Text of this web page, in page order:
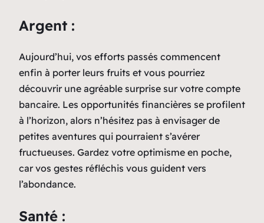
Argent :
Aujourd’hui, vos efforts passés commencent
enfin à porter leurs fruits et vous pourriez
découvrir une agréable surprise sur votre compte
bancaire. Les opportunités financières se profilent
à l’horizon, alors n’hésitez pas à envisager de
petites aventures qui pourraient s’avérer
fructueuses. Gardez votre optimisme en poche,
car vos gestes réfléchis vous guident vers
l’abondance.
Santé :